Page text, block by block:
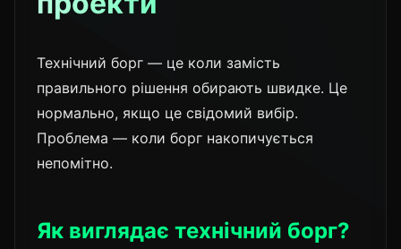
Технічний борг — це коли замість
правильного рішення обирають швидке. Це
нормально, якщо це свідомий вибір.
Проблема — коли борг накопичується
непомітно.
Як виглядає технічний борг?